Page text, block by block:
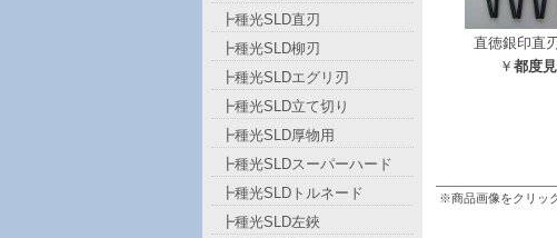
直徳銀印直
￥ 都度
※商品画像をクリッ
┣種光SLD直刃
┣種光SLD柳刃
┣種光SLDエグリ刃
┣種光SLD立て切り
┣種光SLD厚物用
┣種光SLDスーパーハード
┣種光SLDトルネード
┣種光SLD左鋏